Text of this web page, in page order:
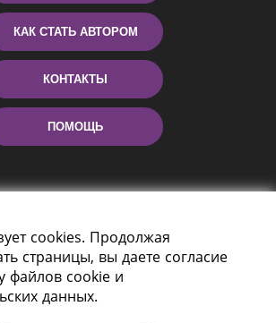
КАК СТАТЬ АВТОРОМ
КОНТАКТЫ
ПОМОЩЬ
116
cookies. Продолжая
страницы, вы даете согласие
файлов cookie и
данных.